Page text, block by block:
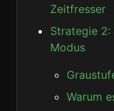
Zeitfresser
Strategie 2:
Modus
Warum